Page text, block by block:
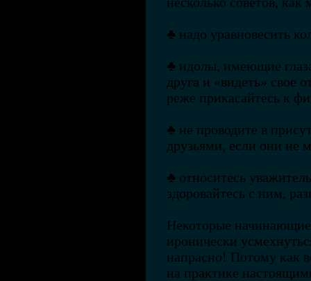
♣ надо уравновесить
♣ идолы, имеющие
друга и «видеть» свое
реже прикасайтесь к
♣ не проводите в
друзьями, если они не
♣ относитесь
здоровайтесь с ним,
Некоторые
иронически
напрасно! Потому как
на практике